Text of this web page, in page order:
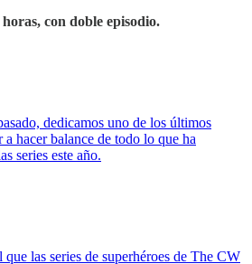
con doble episodio.
dedicamos uno de los últimos
hacer balance de todo lo que ha
series este año.
las series de superhéroes de The CW